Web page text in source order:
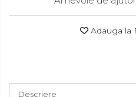
Accesorii pentru toaleta
Boluri
Adauga la
Descriere